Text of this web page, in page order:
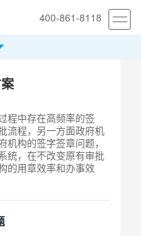
400-861-8118
程中存在高频率的签
流程，另一方面政府机
构的签字签章问题，
统，在不改变原有审批
的用章效率和办事效